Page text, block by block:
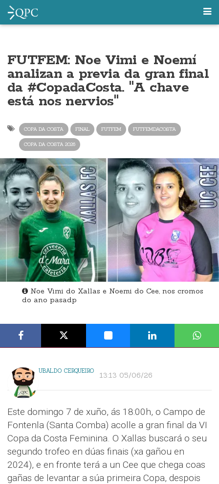
FUTFEM: Noe Vimi e Noemí
analizan a previa da gran final
da #CopadaCosta. "A chave
está nos nervios"
COPA DA COSTA FINAL FUTFEM FUTFEMDACOSTA
COPA DA COSTA 2026
Noe Vimi do Xallas e Noemi do Cee, nos cromos
do ano pasadp
UBALDO CERQUEIRO 13:13 05/06/26
Este domingo 7 de xuño, ás 18:00h, o Campo de
Fontenla (Santa Comba) acolle a gran final da VI
Copa da Costa Feminina. O Xallas buscará o seu
segundo trofeo en dúas finais (xa gañou en
2024), e en fronte terá a un Cee que chega coas
gañas de levantar a súa primeira Copa, despois